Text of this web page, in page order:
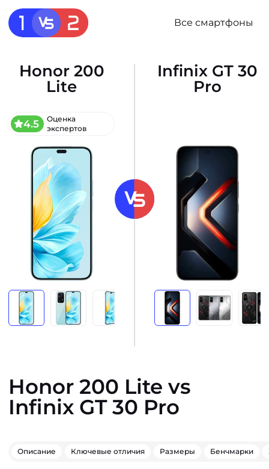
Все смартфоны
Honor 200
Lite
4.5
Оценка
экспертов
Infinix GT 30
Pro
Honor 200 Lite vs
Infinix GT 30 Pro
Описание Ключевые отличия Размеры Бенчмарки